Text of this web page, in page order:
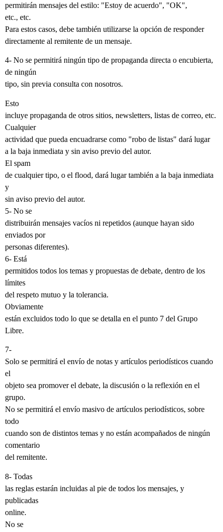
permitirán mensajes del estilo: "Estoy de acuerdo", "OK",
etc., etc.
Para estos casos, debe también utilizarse la opción de responder
directamente al remitente de un mensaje.
4- No se permitirá ningún tipo de propaganda directa o encubierta,
de ningún
tipo, sin previa consulta con nosotros.
Esto
incluye propaganda de otros sitios, newsletters, listas de correo, etc.
Cualquier
actividad que pueda encuadrarse como "robo de listas" dará lugar
a la baja inmediata y sin aviso previo del autor.
El spam
de cualquier tipo, o el flood, dará lugar también a la baja inmediata
y
sin aviso previo del autor.
5- No se
distribuirán mensajes vacíos ni repetidos (aunque hayan sido
enviados por
personas diferentes).
6- Está
permitidos todos los temas y propuestas de debate, dentro de los
límites
del respeto mutuo y la tolerancia.
Obviamente
están excluidos todo lo que se detalla en el punto 7 del Grupo
Libre.
7-
Solo se permitirá el envío de notas y artículos periodísticos cuando
el
objeto sea promover el debate, la discusión o la reflexión en el
grupo.
No se permitirá el envío masivo de artículos periodísticos, sobre
todo
cuando son de distintos temas y no están acompañados de ningún
comentario
del remitente.
8- Todas
las reglas estarán incluidas al pie de todos los mensajes, y
publicadas
online.
No se